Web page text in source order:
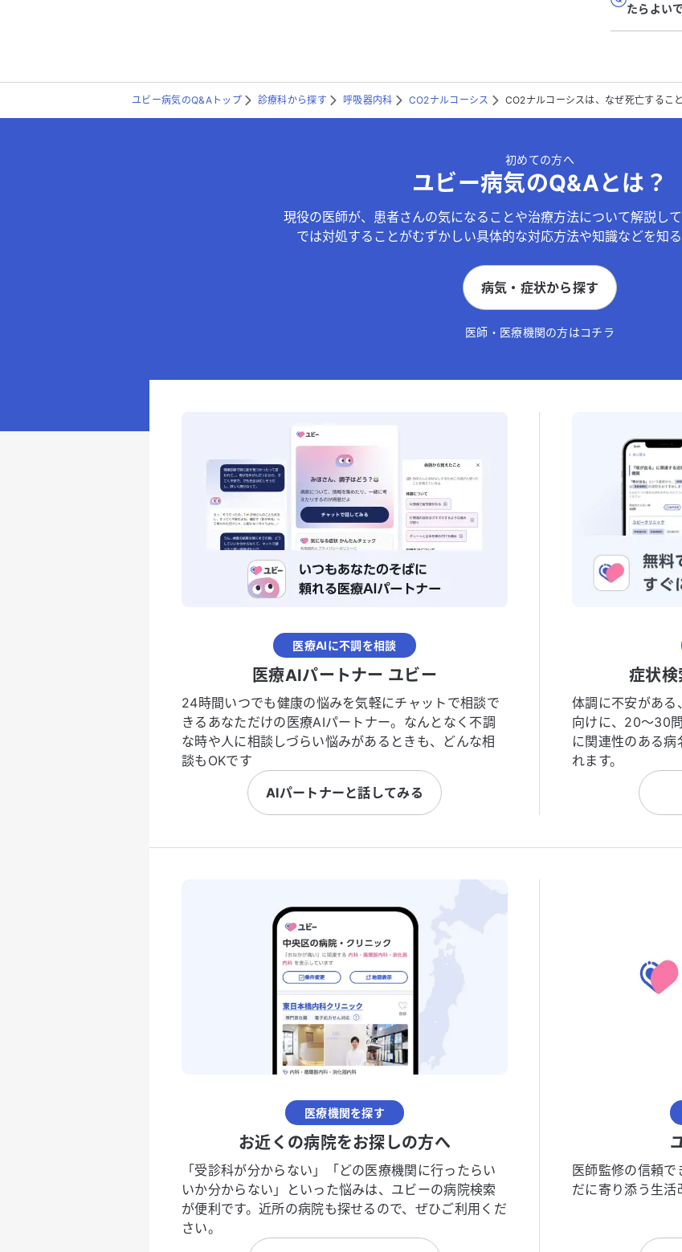
たらよい
ユビー病気のQ&Aトップ 診療科から探す 呼吸器内科 CO2ナルコーシス CO2ナルコーシスは、なぜ死亡するこ
初めての方へ
ユビー病気のQ&Aとは？
現役の医師が、患者さんの気になることや治療方法について解説し
では対処することがむずかしい具体的な対応方法や知識などを知る
病気・症状から探す
医師・医療機関の方はコチラ
医療AIに不調を相談
医療AIパートナー ユビー
24時間いつでも健康の悩みを気軽にチャットで相談で
きるあなただけの医療AIパートナー。なんとなく不調
な時や人に相談しづらい悩みがあるときも、どんな相
談もOKです
AIパートナーと話してみる
症状検
体調に不安がある
向けに、20〜30
に関連性のある
れます。
医療機関を探す
お近くの病院をお探しの方へ
「受診科が分からない」「どの医療機関に行ったらい
いか分からない」といった悩みは、ユビーの病院検索
が便利です。近所の病院も探せるので、ぜひご利用くだ
さい。
医師監修の信頼で
だに寄り添う生活